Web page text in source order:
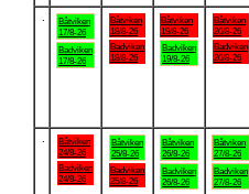
Båtviken
17/8-26
Badviken
17/8-26
Båtviken
18/8-26
Badviken
18/8-26
Båtviken
19/8-26
Badviken
19/8-26
Båtviken
20/8-26
Badviken
20/8-26
Båtviken
24/8-26
Badviken
24/8-26
Båtviken
25/8-26
Badviken
25/8-26
Båtviken
26/8-26
Badviken
26/8-26
Båtviken
27/8-26
Badviken
27/8-26